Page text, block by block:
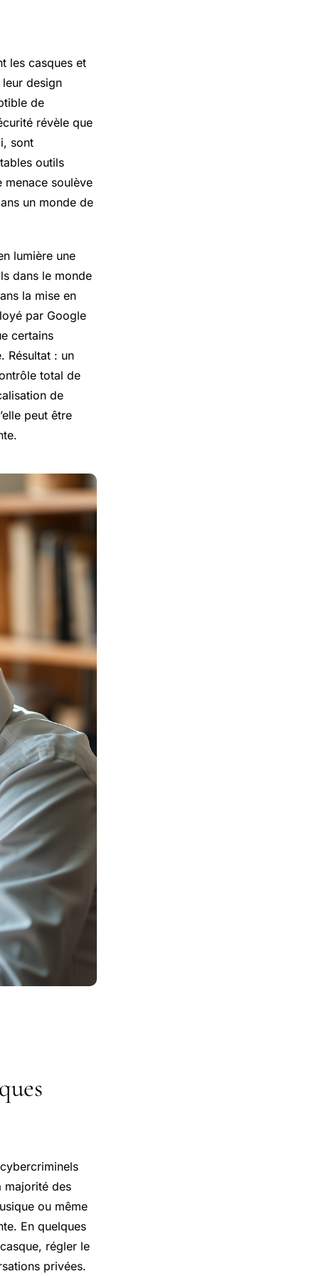
les casques et
leur design
de
révèle que
sont
outils
menace soulève
un monde de
lumière une
dans le monde
la mise en
par Google
certains
Résultat : un
total de
de
peut être
majorité des
ou même
En quelques
régler le
privées.